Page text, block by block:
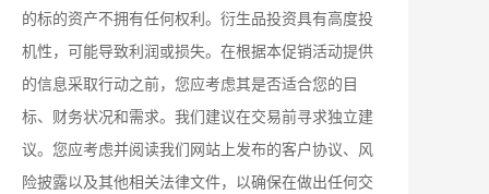
的标的资产不拥有任何权利。衍生品投资具有高度投
机性，可能导致利润或损失。在根据本促销活动提供
的信息采取行动之前，您应考虑其是否适合您的目
标、财务状况和需求。我们建议在交易前寻求独立建
议。您应考虑并阅读我们网站上发布的客户协议、风
险披露以及其他相关法律文件，以确保在做出任何交